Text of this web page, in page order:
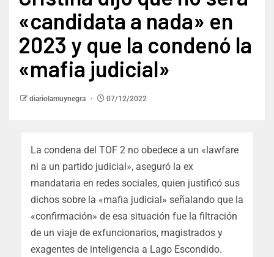
«candidata a nada» en
2023 y que la condenó la
«mafia judicial»
diariolamuynegra 07/12/2022
La condena del TOF 2 no obedece a un «lawfare
ni a un partido judicial», aseguró la ex
mandataria en redes sociales, quien justificó sus
dichos sobre la «mafia judicial» señalando que la
«confirmación» de esa situación fue la filtración
de un viaje de exfuncionarios, magistrados y
exagentes de inteligencia a Lago Escondido.